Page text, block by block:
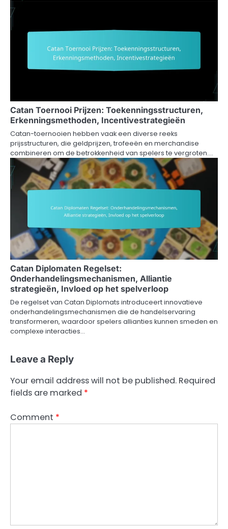
Catan Toernooi Prijzen: Toekenningsstructuren,
Erkenningsmethoden, Incentivestrategieën
Catan-toernooien hebben vaak een diverse reeks
prijsstructuren, die geldprijzen, trofeeën en merchandise
combineren om de betrokkenheid van spelers te vergroten.…
Catan Diplomaten Regelset:
Onderhandelingsmechanismen, Alliantie
strategieën, Invloed op het spelverloop
De regelset van Catan Diplomats introduceert innovatieve
onderhandelingsmechanismen die de handelservaring
transformeren, waardoor spelers allianties kunnen smeden en
complexe interacties…
Leave a Reply
Your email address will not be published. Required
fields are marked *
Comment *